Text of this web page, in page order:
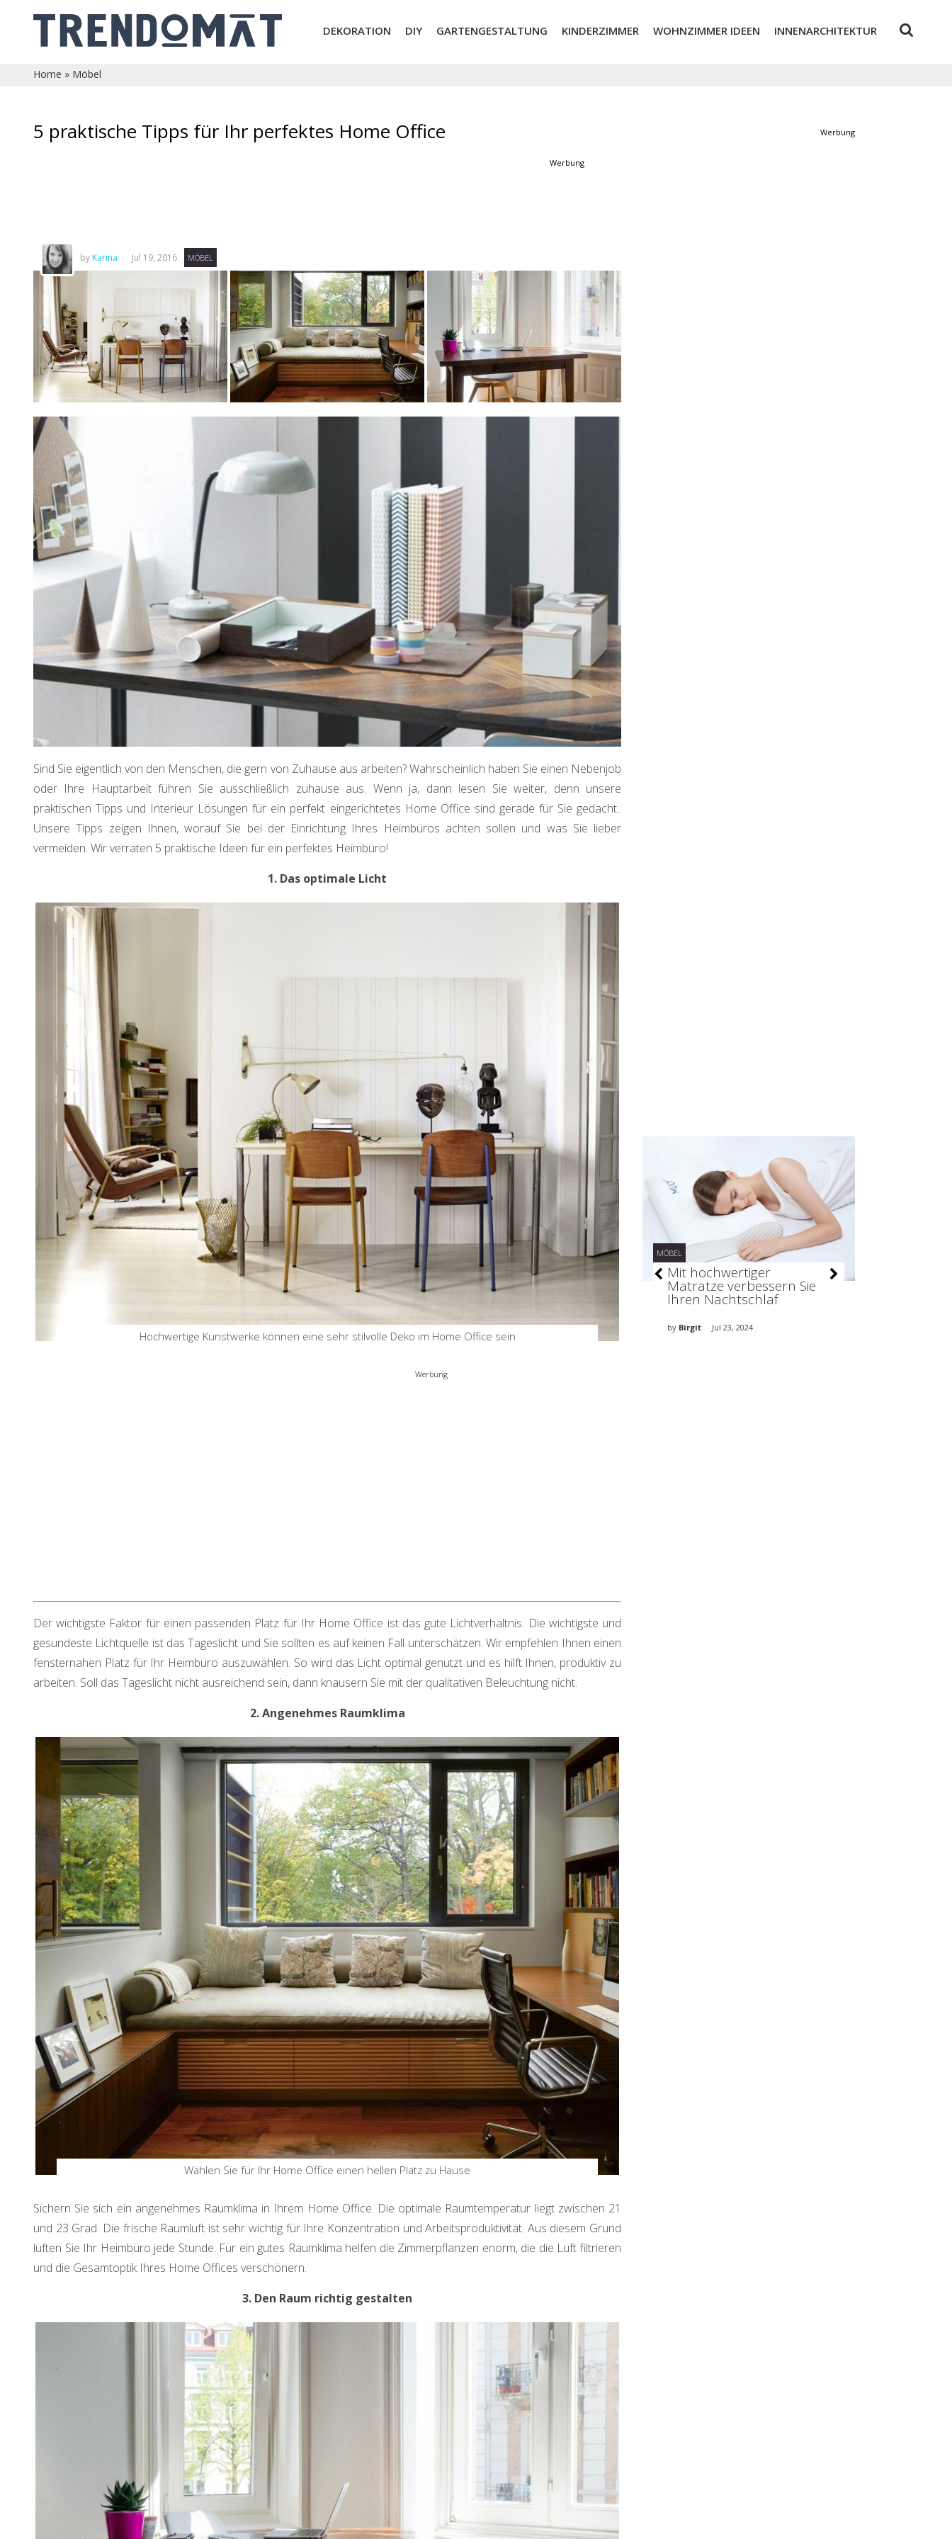
DEKORATION DIY GARTENGESTALTUNG KINDERZIMMER WOHNZIMMER IDEEN INNENARCHITEKTUR
Home » Möbel
5 praktische Tipps für Ihr perfektes Home Office
Werbung
by Karina Jul 19, 2016 MÖBEL
Sind Sie eigentlich von den Menschen, die gern von Zuhause aus arbeiten? Wahrscheinlich haben Sie einen Nebenjob
oder Ihre Hauptarbeit führen Sie ausschließlich zuhause aus. Wenn ja, dann lesen Sie weiter, denn unsere
praktischen Tipps und Interieur Lösungen für ein perfekt eingerichtetes Home Office sind gerade für Sie gedacht..
Unsere Tipps zeigen Ihnen, worauf Sie bei der Einrichtung Ihres Heimbüros achten sollen und was Sie lieber
vermeiden. Wir verraten 5 praktische Ideen für ein perfektes Heimbüro!
1. Das optimale Licht
Hochwertige Kunstwerke können eine sehr stilvolle Deko im Home Office sein
Werbung
Der wichtigste Faktor für einen passenden Platz für Ihr Home Office ist das gute Lichtverhältnis. Die wichtigste und
gesundeste Lichtquelle ist das Tageslicht und Sie sollten es auf keinen Fall unterschätzen. Wir empfehlen Ihnen einen
fensternahen Platz für Ihr Heimbüro auszuwählen. So wird das Licht optimal genutzt und es hilft Ihnen, produktiv zu
arbeiten. Soll das Tageslicht nicht ausreichend sein, dann knausern Sie mit der qualitativen Beleuchtung nicht.
2. Angenehmes Raumklima
Wählen Sie für Ihr Home Office einen hellen Platz zu Hause
Sichern Sie sich ein angenehmes Raumklima in Ihrem Home Office. Die optimale Raumtemperatur liegt zwischen 21
und 23 Grad. Die frische Raumluft ist sehr wichtig für Ihre Konzentration und Arbeitsproduktivität. Aus diesem Grund
lüften Sie Ihr Heimbüro jede Stunde. Für ein gutes Raumklima helfen die Zimmerpflanzen enorm, die die Luft filtrieren
und die Gesamtoptik Ihres Home Offices verschönern.
3. Den Raum richtig gestalten
Werbung
Ikea Besta –
Funktionalität und
byStefanie Jan 12, 2024
MÖBEL
Mit hochwertiger
Matratze verbessern Sie
Ihren Nachtschlaf
by Birgit Jul 23, 2024